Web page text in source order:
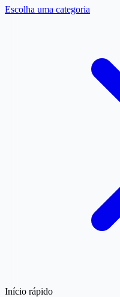
Escolha uma categoria
Início rápido